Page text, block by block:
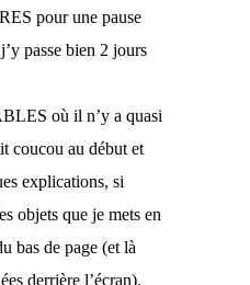
pour une pause
passe bien 2 jours
où il n’y a quasi
coucou au début et
explications, si
objets que je mets en
bas de page (et là
derrière l’écran).